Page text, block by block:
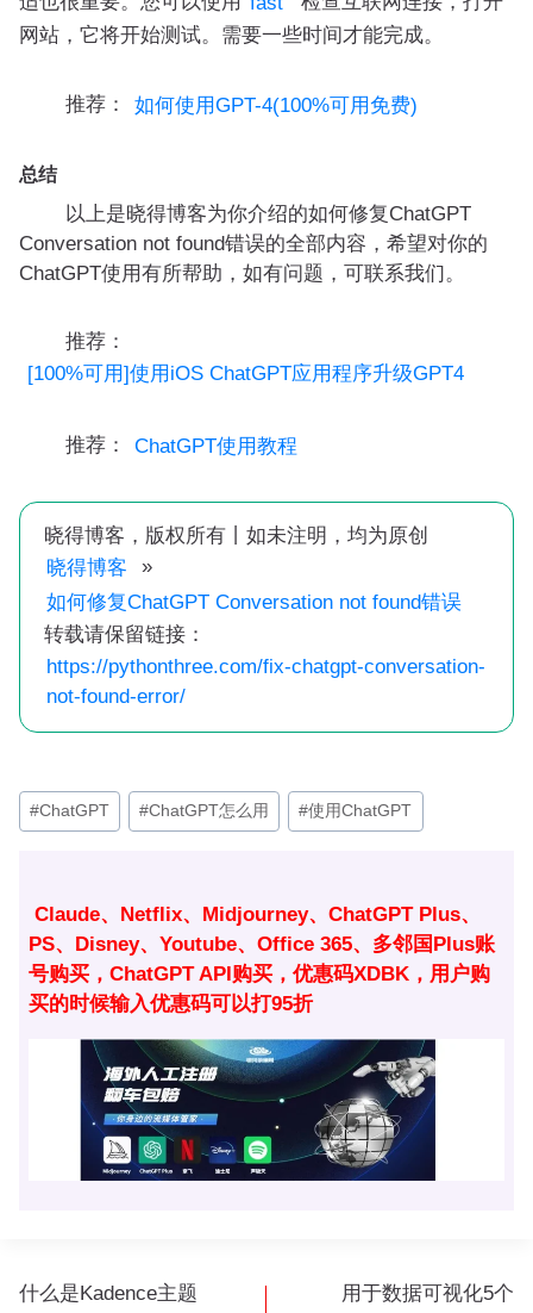
网站，它将开始测试。需要一些时间才能完成。
推荐： 如何使用GPT-4(100%可用免费)
总结
以上是晓得博客为你介绍的如何修复ChatGPT
Conversation not found错误的全部内容，希望对你的
ChatGPT使用有所帮助，如有问题，可联系我们。
推荐：
[100%可用]使用iOS ChatGPT应用程序升级GPT4
推荐： ChatGPT使用教程
晓得博客，版权所有丨如未注明，均为原创
晓得博客
»
如何修复ChatGPT Conversation not found错误
转载请保留链接：
https://pythonthree.com/fix-chatgpt-conversation-
not-found-error/
文
章
#ChatGPT #ChatGPT怎么用 #使用ChatGPT
Claude、Netflix、Midjourney、ChatGPT Plus、
PS、Disney、Youtube、Office 365、多邻国Plus账
号购买，ChatGPT API购买，优惠码XDBK，用户购
买的时候输入优惠码可以打95折
文
什么是Kadence主题
用于数据可视化5个